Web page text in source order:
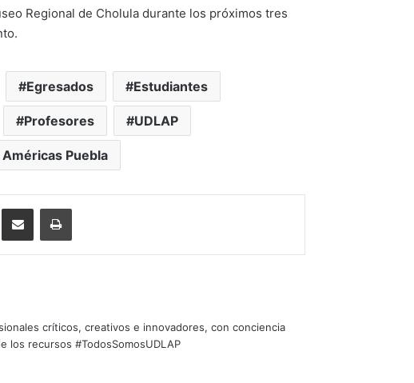
Regional de Cholula durante los próximos tres
Egresados Estudiantes
Profesores UDLAP
Puebla
Share via Email Print
críticos, creativos e innovadores, con conciencia
los recursos #TodosSomosUDLAP